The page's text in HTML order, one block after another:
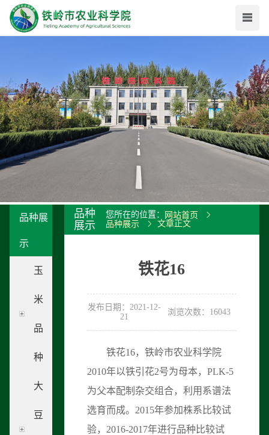
品种展
示
玉
米
品
种
大
豆
品种
展示
您所在的位置：
网站首页
品种展示
文章正文
铁花16
发布日期：2021-12-
21
浏览次数：16043
铁花16，铁岭市农业科学院
2010年以铁引花2号为母本，PLK-5
为父本配制杂交组合，利用系谱法
选育而成。2015年参加株系比较试
验，2016-2017年进行品种比较试